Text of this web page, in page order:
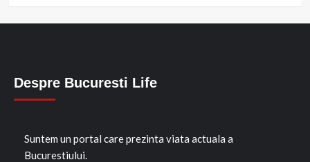
Despre Bucuresti Life
Suntem un portal care prezinta viata actuala a
Bucurestiului.